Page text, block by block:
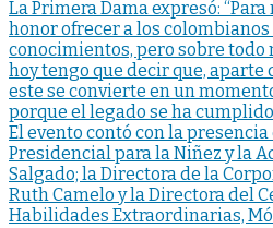
La Primera Dama expresó:
honor ofrecer a los
conocimientos, pero sobre todo
hoy tengo que decir que, aparte
este se convierte en un
porque el legado se ha
El evento contó con la presencia
Presidencial para la Niñez y la
Salgado; la Directora de la
Ruth Camelo y la Directora del
Habilidades Extraordinarias,